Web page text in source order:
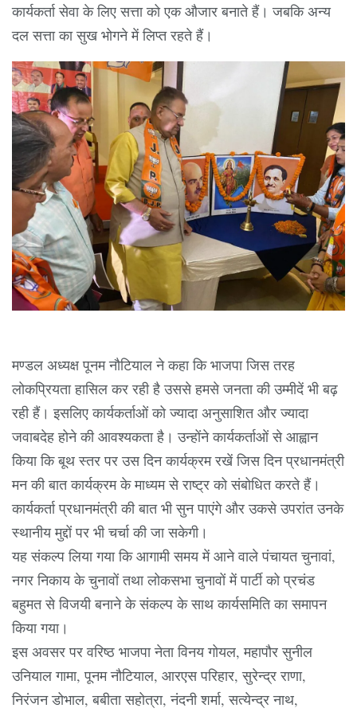
कार्यकर्ता सेवा के लिए सत्ता को एक औजार बनाते हैं। जबकि अन्य
दल सत्ता का सुख भोगने में लिप्त रहते हैं।
मण्डल अध्यक्ष पूनम नौटियाल ने कहा कि भाजपा जिस तरह
लोकप्रियता हासिल कर रही है उससे हमसे जनता की उम्मीदें भी बढ़
रही हैं। इसलिए कार्यकर्ताओं को ज्यादा अनुसाशित और ज्यादा
जवाबदेह होने की आवश्यकता है। उन्होंने कार्यकर्ताओं से आह्वान
किया कि बूथ स्तर पर उस दिन कार्यक्रम रखें जिस दिन प्रधानमंत्री
मन की बात कार्यक्रम के माध्यम से राष्ट्र को संबोधित करते हैं।
कार्यकर्ता प्रधानमंत्री की बात भी सुन पाएंगे और उकसे उपरांत उनके
स्थानीय मुद्दों पर भी चर्चा की जा सकेगी।
यह संकल्प लिया गया कि आगामी समय में आने वाले पंचायत चुनावां,
नगर निकाय के चुनावों तथा लोकसभा चुनावों में पार्टी को प्रचंड
बहुमत से विजयी बनाने के संकल्प के साथ कार्यसमिति का समापन
किया गया।
इस अवसर पर वरिष्ठ भाजपा नेता विनय गोयल, महापौर सुनील
उनियाल गामा, पूनम नौटियाल, आरएस परिहार, सुरेन्द्र राणा,
निरंजन डोभाल, बबीता सहोत्रा, नंदनी शर्मा, सत्येन्द्र नाथ,